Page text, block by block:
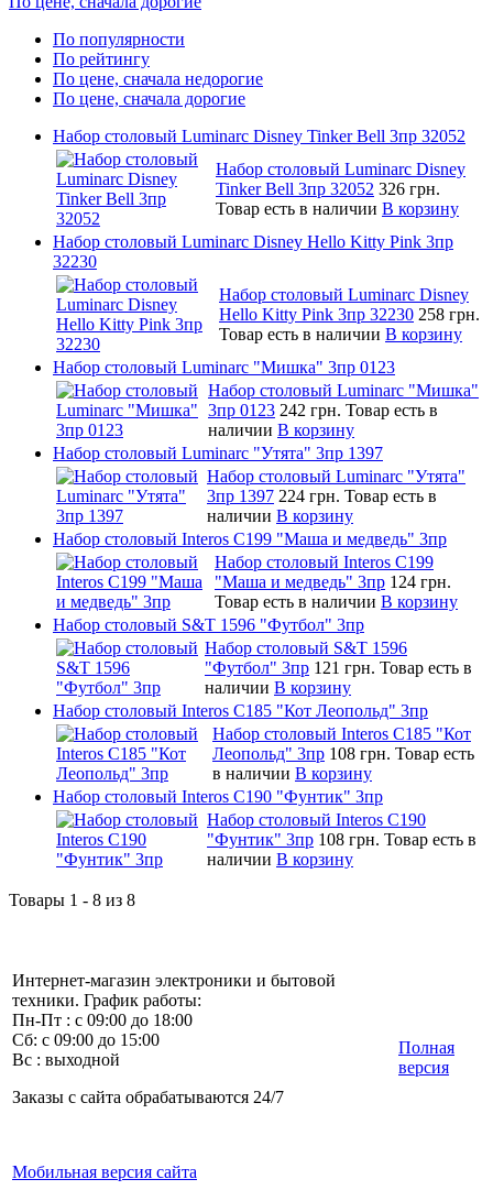
По популярности
По рейтингу
По цене, сначала недорогие
По цене, сначала дорогие
Набор столовый Luminarc Disney Tinker Bell 3пр 32052
Набор столовый Luminarc Disney
Tinker Bell 3пр 32052 326 грн.
Товар есть в наличии В корзину
Набор столовый Luminarc Disney Hello Kitty Pink 3пр
32230
Набор столовый Luminarc Disney
Hello Kitty Pink 3пр 32230 258 грн.
Товар есть в наличии В корзину
Набор столовый Luminarc "Мишка" 3пр 0123
Набор столовый Luminarc "Мишка"
3пр 0123 242 грн. Товар есть в
наличии В корзину
Набор столовый Luminarc "Утята" 3пр 1397
Набор столовый Luminarc "Утята"
3пр 1397 224 грн. Товар есть в
наличии В корзину
Набор столовый Interos C199 "Маша и медведь" 3пр
Набор столовый Interos C199
"Маша и медведь" 3пр 124 грн.
Товар есть в наличии В корзину
Набор столовый S&T 1596 "Футбол" 3пр
Набор столовый S&T 1596
"Футбол" 3пр 121 грн. Товар есть в
наличии В корзину
Набор столовый Interos C185 "Кот Леопольд" 3пр
Набор столовый Interos C185 "Кот
Леопольд" 3пр 108 грн. Товар есть
в наличии В корзину
Набор столовый Interos C190 "Фунтик" 3пр
Набор столовый Interos C190
"Фунтик" 3пр 108 грн. Товар есть в
наличии В корзину
Товары 1 - 8 из 8
Интернет-магазин электроники и бытовой
техники. График работы:
Пн-Пт : с 09:00 до 18:00
Сб: с 09:00 до 15:00
Вс : выходной
Заказы с сайта обрабатываются 24/7
Мобильная версия сайта
Полная
версия